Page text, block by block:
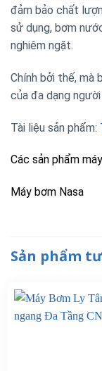
đảm bảo chất
sử dụng, bơm
nghiêm ngặt.
Chính bởi thế, mà
của đa dạng
Tài liệu sản phẩm:
Các sản phẩm
Máy bơm Nasa
Sản phẩm